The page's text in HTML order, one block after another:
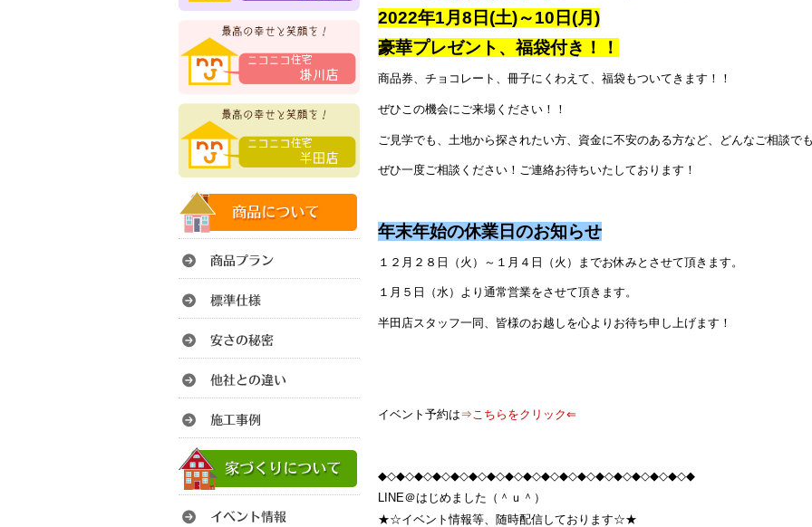
2022年1月8日(土)～10日(月)
豪華プレゼント、福袋付き！！
商品券、チョコレート、冊子にくわえて、福袋もついてきます！！
ぜひこの機会にご来場ください！！
ご見学でも、土地から探されたい方、資金に不安のある方など、どんなご相談で
ぜひ一度ご相談ください！ご連絡お待ちいたしております！
年末年始の休業日のお知らせ
１２月２８日（火）～１月４日（火）までお休みとさせて頂きます。
１月５日（水）より通常営業をさせて頂きます。
半田店スタッフ一同、皆様のお越しを心よりお待ち申し上げます！
イベント予約は⇒こちらをクリック⇐
◆◇◆◇◆◇◆◇◆◇◆◇◆◇◆◇◆◇◆◇◆◇◆◇◆◇◆◇◆◇◆◇◆◇◆
LINE＠はじめました（＾ｕ＾）
★☆イベント情報等、随時配信しております☆★